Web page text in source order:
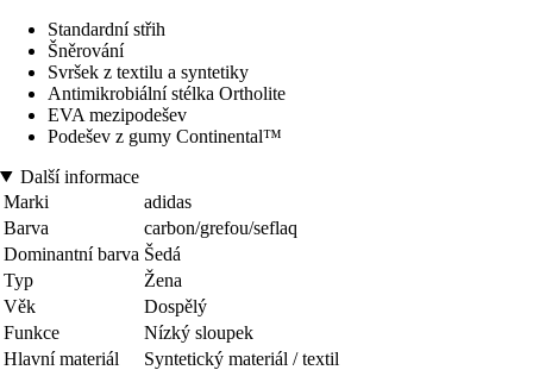
Standardní střih
Šněrování
Svršek z textilu a syntetiky
Antimikrobiální stélka Ortholite
EVA mezipodešev
Podešev z gumy Continental™
Další informace
Marki
adidas
Barva
carbon/grefou/seflaq
Dominantní barva Šedá
Typ
Žena
Věk
Dospělý
Funkce
Nízký sloupek
Hlavní materiál
Syntetický materiál / textil